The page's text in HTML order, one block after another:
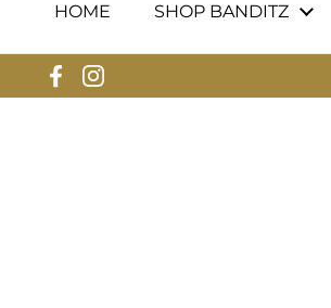
HOME SHOP BANDITZ
Facebook
Instagram